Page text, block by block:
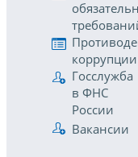
коррупции
Госслужба
в ФНС
России
Вакансии